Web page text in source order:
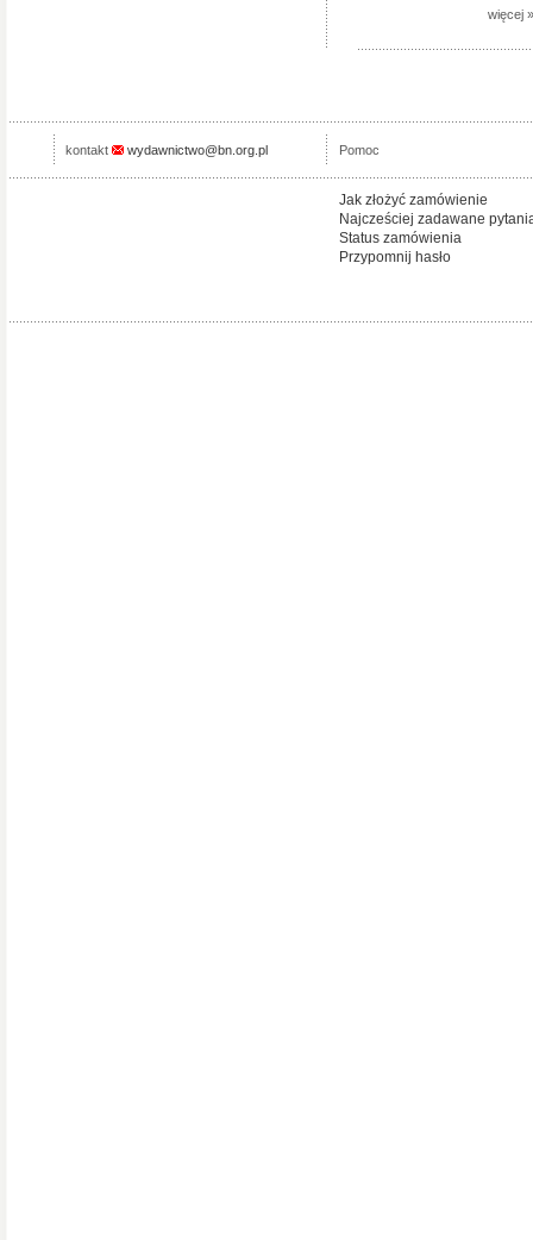
więcej »
kontakt wydawnictwo@bn.org.pl Pomoc
Jak złożyć zamówienie
Najcześciej zadawane
Status zamówienia
Przypomnij hasło